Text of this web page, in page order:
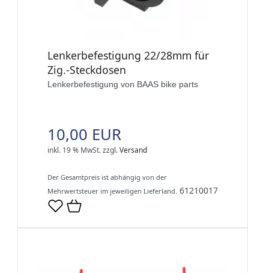
Lenkerbefestigung 22/28mm für
Zig.-Steckdosen
Lenkerbefestigung von BAAS bike parts
10,00 EUR
inkl. 19 % MwSt.zzgl.Versand
Der Gesamtpreis ist abhängig von der
Mehrwertsteuer im jeweiligen Lieferland. 61210017